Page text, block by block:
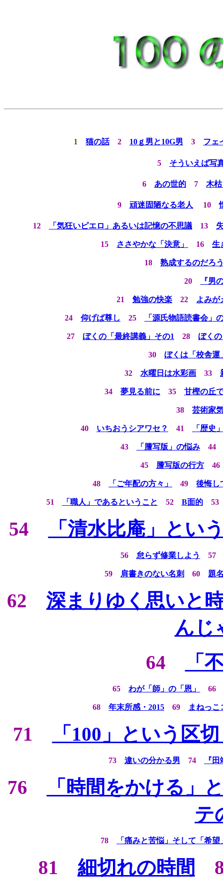
1 猫の話2 10ｇ男と10G男 3 フェ
5 そういえば写
6 あの世的 7 木
9 頑迷固陋なる老人 10
12 「気狂いピエロ」あるいは記憶の不思議 13
15 ささやかな「決意」 16 生
18 熟成するのだろ
20 『男
21 勉強の快楽 22 よみが
24 仰げば尊し 25 「源氏物語読書会」
27 ぼくの「最終講義」その1 28 ぼく
30 ぼくは「校舎運
32 水曜日は水彩画 33
34 夢見る前に 35 甘樫の丘
38 芸術家
40 いちおうシアワセ？ 41 「歴史
43 「謄写版」の悩み
45 謄写版の行方
48 「ご年配の方々」 49 後悔し
51 「職人」であるということ 52 B面的
54 「清水比庵」とい
56 怠らず修業しよう
59 肩書きのない名刺 60 題
62 深まりゆく思いと
んじ
64
「
65 わが「師」の「恩」
68 年末所感・2015 69 まねっこ
71 「100」という区
73 違いの分かる男 74 『
76
「時間をかける」
テ
78 「痛みと苦悩」そして「希望
81 細切れの時間